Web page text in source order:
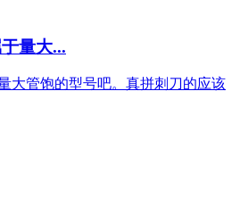
量大...
大管饱的型号吧。真拼刺刀的应该